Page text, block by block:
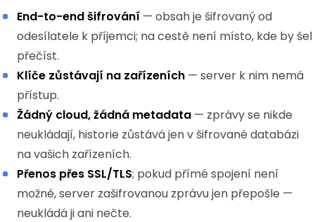
End-to-end šifrování — obsah je šifrovaný od
odesílatele k příjemci; na cestě není místo, kde by šel
přečíst.
Klíče zůstávají na zařízeních — server k nim nemá
přístup.
Žádný cloud, žádná metadata — zprávy se nikde
neukládají, historie zůstává jen v šifrované databázi
na vašich zařízeních.
Přenos přes SSL/TLS; pokud přímé spojení není
možné, server zašifrovanou zprávu jen přepošle —
neukládá ji ani nečte.